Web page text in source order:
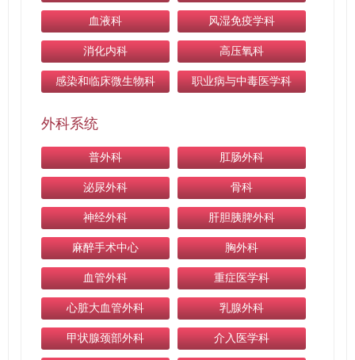
血液科 风湿免疫学科
消化内科 高压氧科
感染和临床微生物科 职业病与中毒医学科
外科系统
普外科 肛肠外科
泌尿外科 骨科
神经外科 肝胆胰脾外科
麻醉手术中心 胸外科
血管外科 重症医学科
心脏大血管外科 乳腺外科
甲状腺颈部外科 介入医学科